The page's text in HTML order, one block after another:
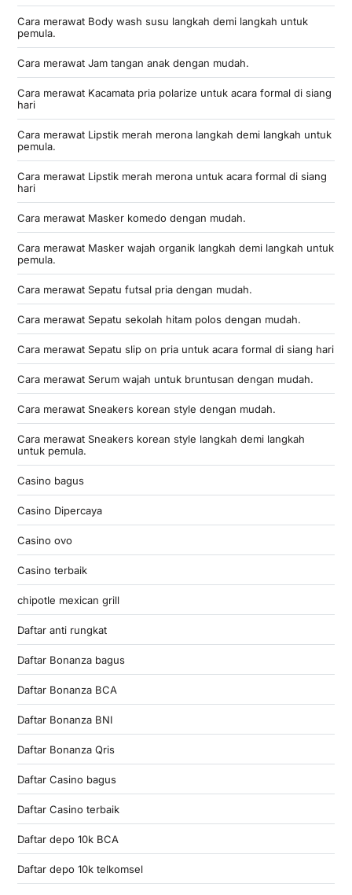
Cara merawat Body wash susu langkah demi langkah untuk
pemula.
Cara merawat Jam tangan anak dengan mudah.
Cara merawat Kacamata pria polarize untuk acara formal di siang
hari
Cara merawat Lipstik merah merona langkah demi langkah untuk
pemula.
Cara merawat Lipstik merah merona untuk acara formal di siang
hari
Cara merawat Masker komedo dengan mudah.
Cara merawat Masker wajah organik langkah demi langkah untuk
pemula.
Cara merawat Sepatu futsal pria dengan mudah.
Cara merawat Sepatu sekolah hitam polos dengan mudah.
Cara merawat Sepatu slip on pria untuk acara formal di siang hari
Cara merawat Serum wajah untuk bruntusan dengan mudah.
Cara merawat Sneakers korean style dengan mudah.
Cara merawat Sneakers korean style langkah demi langkah
untuk pemula.
Casino bagus
Casino Dipercaya
Casino ovo
Casino terbaik
chipotle mexican grill
Daftar anti rungkat
Daftar Bonanza bagus
Daftar Bonanza BCA
Daftar Bonanza BNI
Daftar Bonanza Qris
Daftar Casino bagus
Daftar Casino terbaik
Daftar depo 10k BCA
Daftar depo 10k telkomsel